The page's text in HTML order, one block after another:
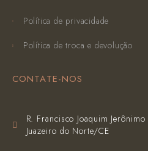
Política de privacidade
Política de troca e devolução
CONTATE-NOS
R. Francisco Joaquim
Juazeiro do Norte/CE